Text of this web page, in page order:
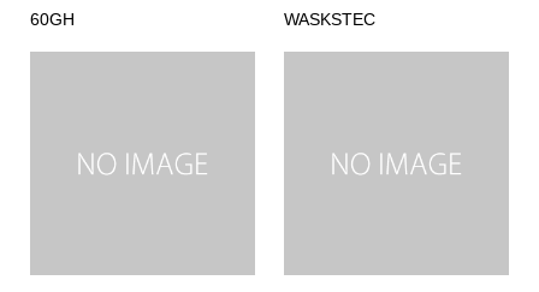
60GH
WASKSTEC